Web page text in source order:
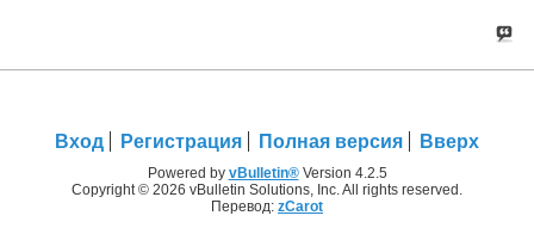
Вход Регистрация Полная версия Вверх
Powered by vBulletin®Version 4.2.5
Copyright © 2026 vBulletin Solutions, Inc. All rights reserved.
Перевод: zCarot